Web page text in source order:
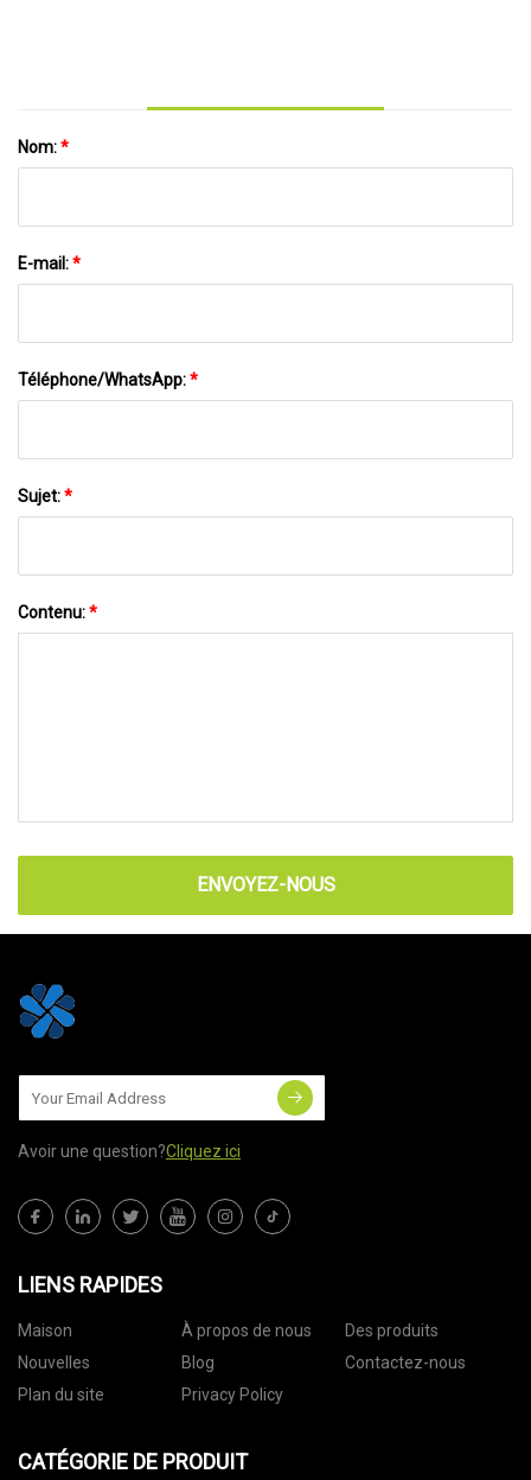
Nom:*
E-mail:*
Téléphone/WhatsApp:*
Sujet:*
Contenu:*
ENVOYEZ-NOUS
Avoir une question?Cliquez ici
LIENS RAPIDES
Maison À propos de nous
Des produits
Nouvelles
Blog
Contactez-nous
Plan du site
Privacy Policy
CATÉGORIE DE PRODUIT